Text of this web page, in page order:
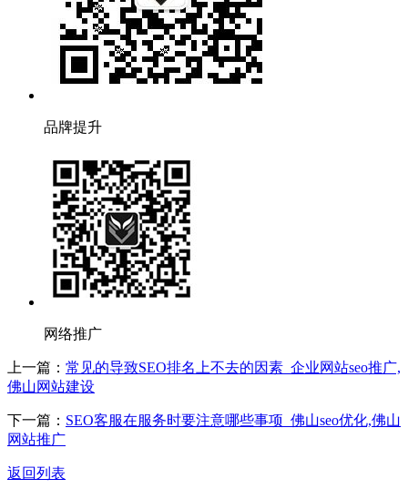
品牌提升
网络推广
上一篇： 常见的导致SEO排名上不去的因素_企业网站seo推广,
佛山网站建设
下一篇： SEO客服在服务时要注意哪些事项_佛山seo优化,佛山
网站推广
返回列表